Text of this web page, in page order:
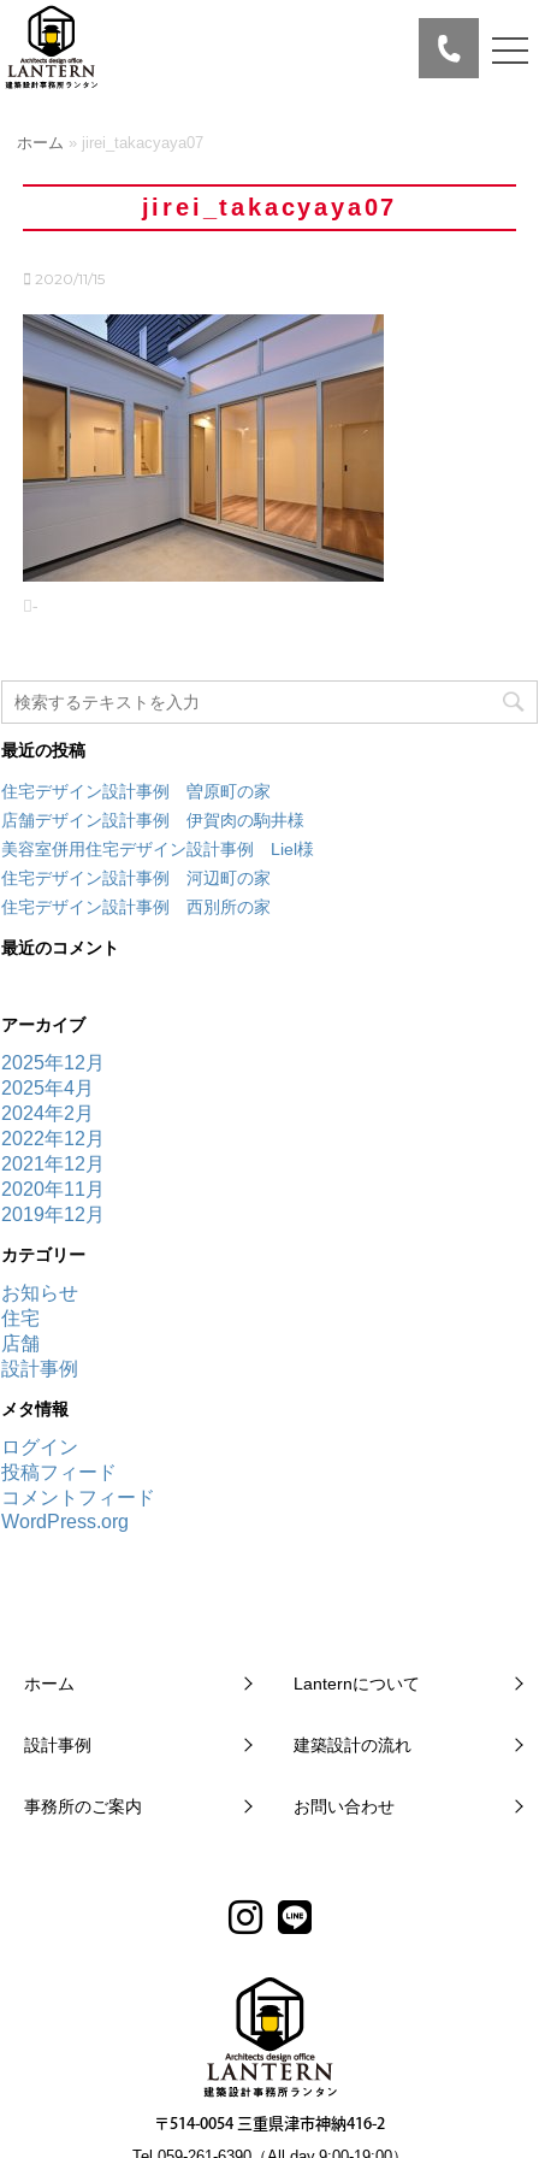
ホーム » jirei_takacyaya07
jirei_takacyaya07
2020/11/15
-
最近の投稿
住宅デザイン設計事例 曽原町の家
店舗デザイン設計事例 伊賀肉の駒井様
美容室併用住宅デザイン設計事例 Liel様
住宅デザイン設計事例 河辺町の家
住宅デザイン設計事例 西別所の家
最近のコメント
アーカイブ
2025年12月
2025年4月
2024年2月
2022年12月
2021年12月
2020年11月
2019年12月
カテゴリー
お知らせ
住宅
店舗
設計事例
メタ情報
ログイン
投稿フィード
コメントフィード
WordPress.org
ホーム Lanternについて
設計事例 建築設計の流れ
事務所のご案内 お問い合わせ
〒514-0054 三重県津市神納416-2